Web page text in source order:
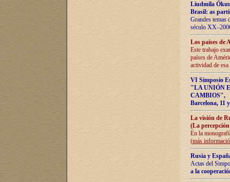
Liudmila
Brasil: as
Grandes temas
século
Los países de
Este trabajo
países de
actividad de
VI Simposio
"LA UNIÓN
CAMBIOS",
Barcelona, 11
La visión de
(La
En la
(más
Rusia y
Actas del
a la